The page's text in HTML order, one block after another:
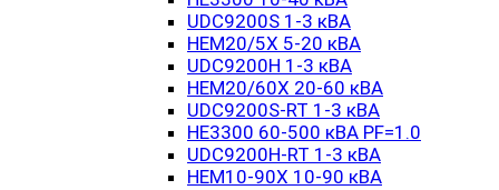
UDC9200S 1-3 кВА
HEM20/5X 5-20 кВА
UDC9200H 1-3 кВА
HEM20/60X 20-60 кВА
UDC9200S-RT 1-3 кВА
HE3300 60-500 кВА PF=1.0
UDC9200H-RT 1-3 кВА
HEM10-90X 10-90 кВА